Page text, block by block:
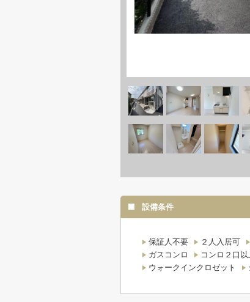
設備条件
保証人不要 ２人入居可
ガスコンロ
コンロ２口以
ウォークインクロゼット